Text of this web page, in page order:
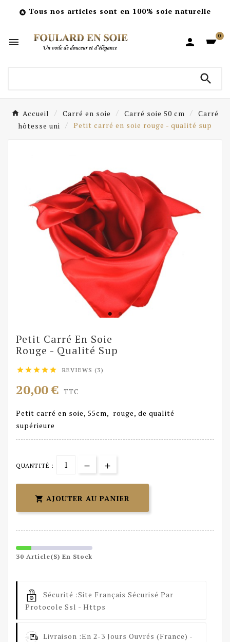
 Tous nos articles sont en 100% soie naturelle
 
0

Accueil Carré en soie Carré soie 50 cm
Carré
hôtesse uni
Petit carré en soie rouge - qualité sup
Petit Carré En Soie
Rouge - Qualité Sup
     REVIEWS (3)
20,00 € TTC
Petit carré en soie, 55cm, rouge, de qualité
supérieure
QUANTITÉ :
 AJOUTER AU PANIER
30 Article(s) En Stock
Sécurité :Site Français Sécurisé Par
Protocole Ssl - Https
Livraison :En 2-3 Jours Ouvrés (France) -